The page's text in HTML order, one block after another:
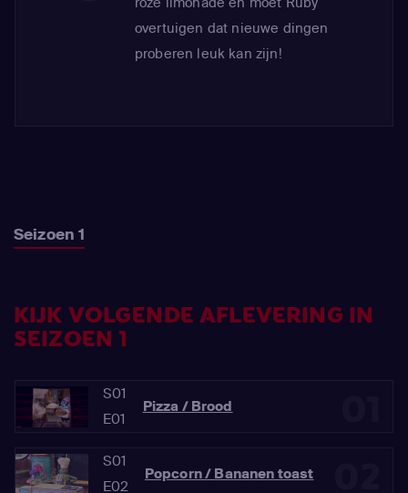
overtuigen dat nieuwe dingen
proberen leuk kan zijn!
Seizoen 1
KIJK VOLGENDE AFLEVERING IN
SEIZOEN 1
S01
E01
Pizza / Brood
S01
E02
Popcorn / Bananen toast